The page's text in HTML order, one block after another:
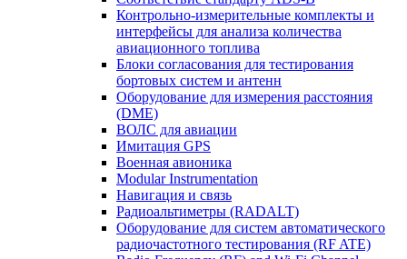
Контрольно-измерительные комплекты и
интерфейсы для анализа количества
авиационного топлива
Блоки согласования для тестирования
бортовых систем и антенн
Оборудование для измерения расстояния
(DME)
ВОЛС для авиации
Имитация GPS
Военная авионика
Modular Instrumentation
Навигация и связь
Радиоальтиметры (RADALT)
Оборудование для систем автоматического
радиочастотного тестирования (RF ATE)